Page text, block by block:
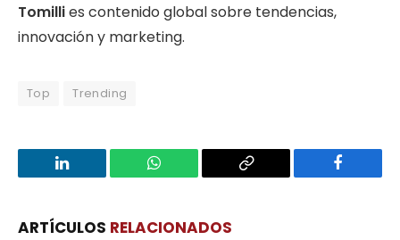
Tomillies contenido global sobre tendencias,
innovación y marketing.
Top Trending
LinkedIn WhatsApp
Copy
Facebook
ARTÍCULOS RELACIONADOS